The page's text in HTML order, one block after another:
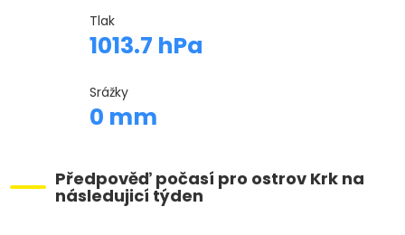
Tlak
1013.7 hPa
Srážky
0 mm
Předpověď počasí pro ostrov Krk na
následujicí týden